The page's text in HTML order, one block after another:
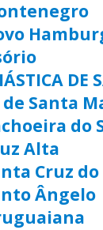
DE
Santa
do
Alta
Cruz do
Ângelo